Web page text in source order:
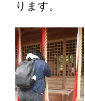
ります。